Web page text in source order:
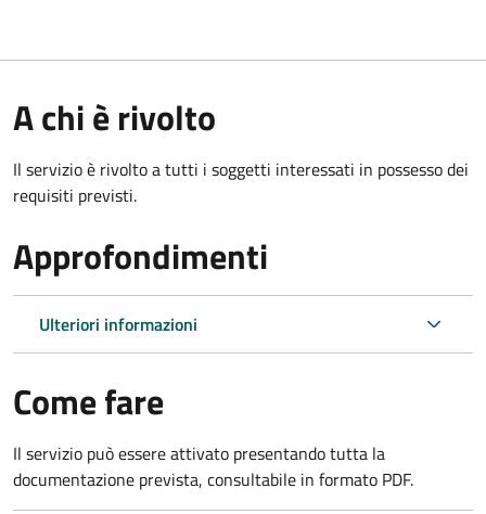
A chi è rivolto
Il servizio è rivolto a tutti i soggetti interessati in possesso dei
requisiti previsti.
Approfondimenti
Ulteriori informazioni
Come fare
Il servizio può essere attivato presentando tutta la
documentazione prevista, consultabile in formato PDF.